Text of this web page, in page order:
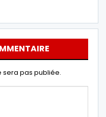
sera pas publiée.